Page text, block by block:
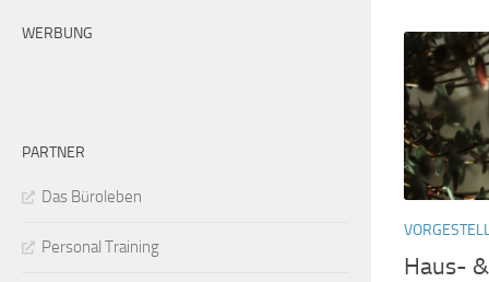
Haus-
WERBUNG
PARTNER
Das Büroleben
Personal Training